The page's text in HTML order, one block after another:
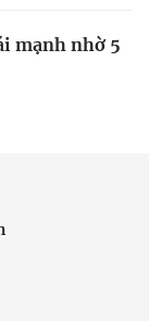
mạnh nhờ 5